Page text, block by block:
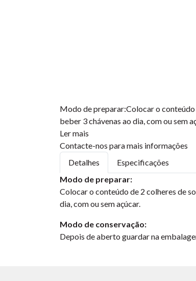
Modo de preparar:Colocar o conteúdo
beber 3 chávenas ao dia, com ou sem
Ler mais
Contacte-nos para mais informações
Detalhes
Especificações
Modo de preparar:
Colocar o conteúdo de 2 colheres de
dia, com ou sem açúcar.
Modo de conservação:
Depois de aberto guardar na